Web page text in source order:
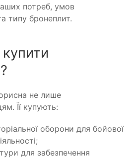
потреб, умов
типу бронеплит.
не лише
Її купують:
оборони для бойової
для забезпечення